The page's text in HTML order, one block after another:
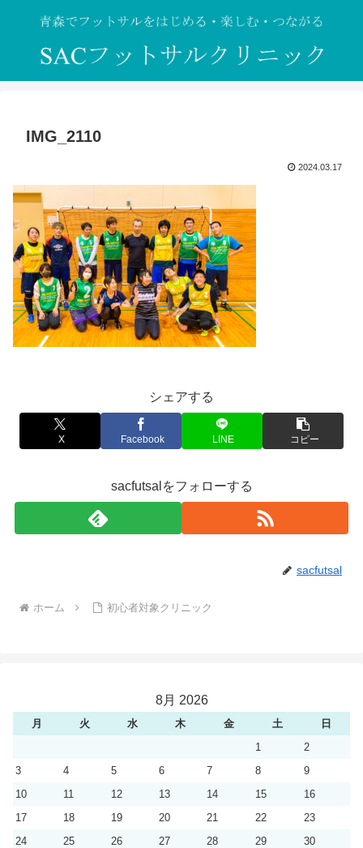
IMG_2110
2024.03.17
シェアする
X Facebook LINE コピー
sacfutsalをフォローする
sacfutsal
ホーム 初心者対象クリニック
8月 2026
月 火 水 木 金 土
日
1
2
3
4 5 6 7 8
9
10
11 12 13 14 15
16
17
18 19 20 21 22
23
24
25 26 27 28 29
30